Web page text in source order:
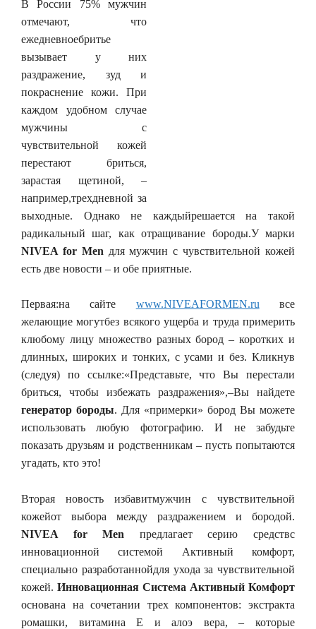
В России 75% мужчин
отмечают, что
ежедневноебритье
вызывает у них
раздражение, зуд и
покраснение кожи. При
каждом удобном случае
мужчины с
чувствительной кожей
перестают бриться,
зарастая щетиной, –
например,трехдневной за
выходные. Однако не каждыйрешается на такой
радикальный шаг, как отращивание бороды.У марки
NIVEA for Men для мужчин с чувствительной кожей
есть две новости – и обе приятные.
Первая:на сайте www.NIVEAFORMEN.ru все
желающие могутбез всякого ущерба и труда примерить
клюбому лицу множество разных бород – коротких и
длинных, широких и тонких, с усами и без. Кликнув
(следуя) по ссылке:«Представьте, что Вы перестали
бриться, чтобы избежать раздражения»,–Вы найдете
генератор бороды. Для «примерки» бород Вы можете
использовать любую фотографию. И не забудьте
показать друзьям и родственникам – пусть попытаются
угадать, кто это!
Вторая новость избавитмужчин с чувствительной
кожейот выбора между раздражением и бородой.
NIVEA for Men предлагает серию средствс
инновационной системой Активный комфорт,
специально разработаннойдля ухода за чувствительной
кожей. Инновационная Система Активный Комфорт
основана на сочетании трех компонентов: экстракта
ромашки, витамина Е и алоэ вера, – которые